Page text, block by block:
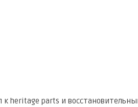
heritage parts и